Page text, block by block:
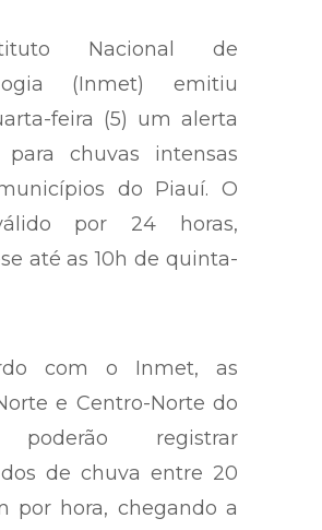
Nacional de
(Inmet) emitiu
feira (5) um alerta
para chuvas intensas
do Piauí. O
por 24 horas,
até as 10h de quinta-
com o Inmet, as
e Centro-Norte do
poderão registrar
de chuva entre 20
por hora, chegando a